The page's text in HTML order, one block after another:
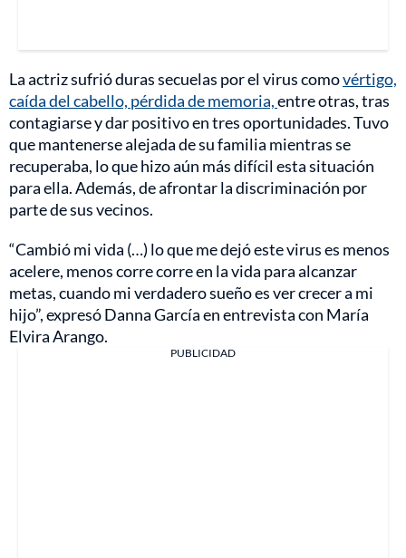
La actriz sufrió duras secuelas por el virus comovértigo,
caída del cabello, pérdida de memoria,entre otras, tras
contagiarse y dar positivo en tres oportunidades. Tuvo
que mantenerse alejada de su familia mientras se
recuperaba, lo que hizo aún más difícil esta situación
para ella. Además, de afrontar la discriminación por
parte de sus vecinos.
“Cambió mi vida (…) lo que me dejó este virus es menos
acelere, menos corre corre en la vida para alcanzar
metas, cuando mi verdadero sueño es ver crecer a mi
hijo”, expresó Danna García en entrevista con María
Elvira Arango.
PUBLICIDAD